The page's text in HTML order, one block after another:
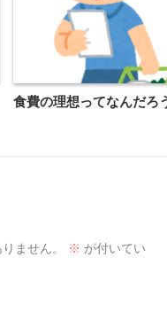
食費の理想ってなんだろ
ません。 ※ が付いてい